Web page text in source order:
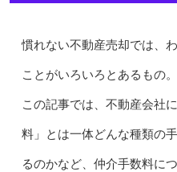
慣れない不動産売却では、
ことがいろいろとあるもの。
この記事では、不動産会社
料」とは一体どんな種類の
るのかなど、仲介手数料に